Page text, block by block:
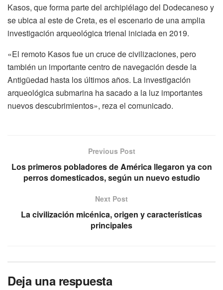
Kasos, que forma parte del archipiélago del Dodecaneso y
se ubica al este de Creta, es el escenario de una amplia
investigación arqueológica trienal iniciada en 2019.
«El remoto Kasos fue un cruce de civilizaciones, pero
también un importante centro de navegación desde la
Antigüedad hasta los últimos años. La investigación
arqueológica submarina ha sacado a la luz importantes
nuevos descubrimientos», reza el comunicado.
Previous Post
Los primeros pobladores de América llegaron ya con
perros domesticados, según un nuevo estudio
Next Post
La civilización micénica, origen y características
principales
Deja una respuesta